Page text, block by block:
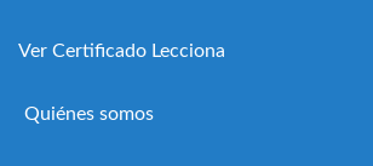
Ver Certificado Lecciona
Quiénes somos